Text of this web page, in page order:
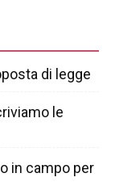
di legge
le
in campo per